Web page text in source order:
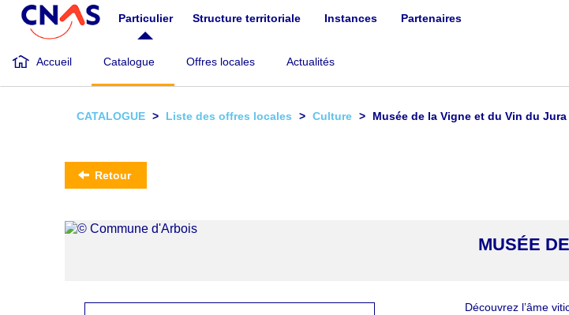
Aller
contenu
principal
Particulier Structure territoriale Instances Partenaires
Accueil Catalogue Offres locales Actualités
CATALOGUE Liste des offres locales Culture Musée de la Vigne et du Vin du Jura
Retour
MUSÉE
Découvrez l’âme